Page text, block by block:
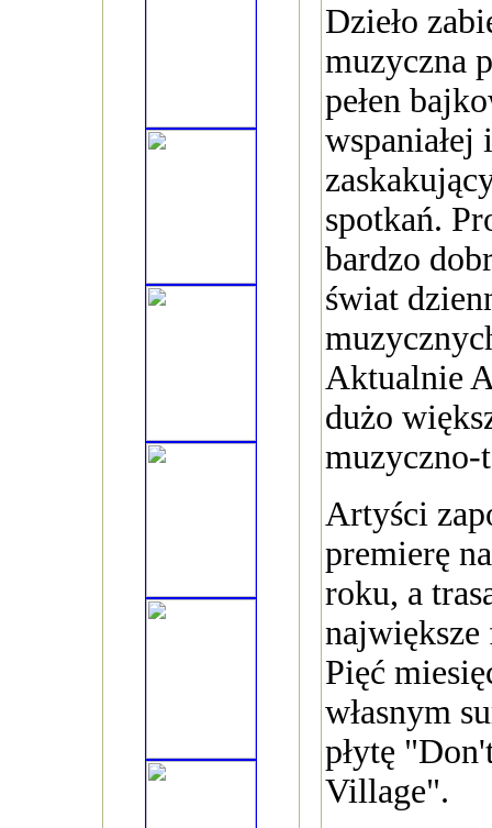
Dzieło
muzyczna
pełen
spotkań.
bardzo
świat
Aktualnie
dużo
muzyczno-
Artyści
premierę
roku, a
największe
Pięć
własnym
płytę
Village".